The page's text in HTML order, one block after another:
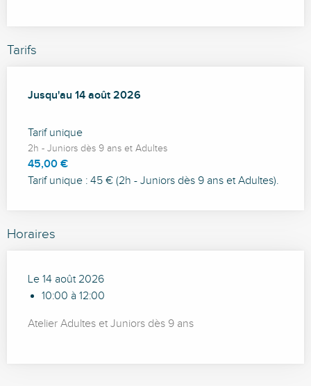
Tarifs
Du17 juillet 2026au14 août 2026
Jusqu'au 14 août 2026
Tarif unique
2h - Juniors dès 9 ans et Adultes
45,00 €
Tarif unique : 45 € (2h - Juniors dès 9 ans et Adultes).
Horaires
Le 14 août 2026
10:00 à 12:00
Atelier Adultes et Juniors dès 9 ans